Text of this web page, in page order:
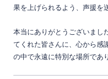
果を上げられるよう、声援を
本当にありがとうございまし
てくれた皆さんに、心から感
の中で永遠に特別な場所であ